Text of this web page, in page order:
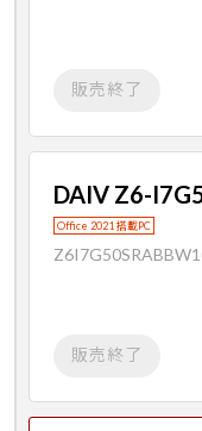
販売終了
DAIV Z6-
Office 2021 搭載PC
販売終了